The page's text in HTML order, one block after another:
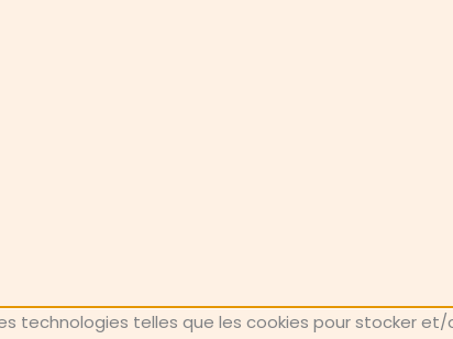
technologies telles que les cookies pour stocker